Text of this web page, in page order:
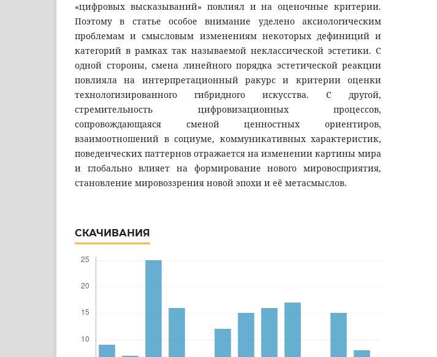
«цифровых высказываний» повлиял и на оценочные критерии.
Поэтому в статье особое внимание уделено аксиологическим
проблемам и смысловым изменениям некоторых дефиниций и
категорий в рамках так называемой неклассической эстетики. С
одной стороны, смена линейного порядка эстетической реакции
повлияла на интерпретационный ракурс и критерии оценки
технологизированного гибридного искусства. С другой,
стремительность цифровизационных процессов,
сопровождающаяся сменой ценностных ориентиров,
взаимоотношений в социуме, коммуникативных характеристик,
поведенческих паттернов отражается на изменении картины мира
и глобально влияет на формирование нового мировосприятия,
становление мировоззрения новой эпохи и её метасмыслов.
СКАЧИВАНИЯ